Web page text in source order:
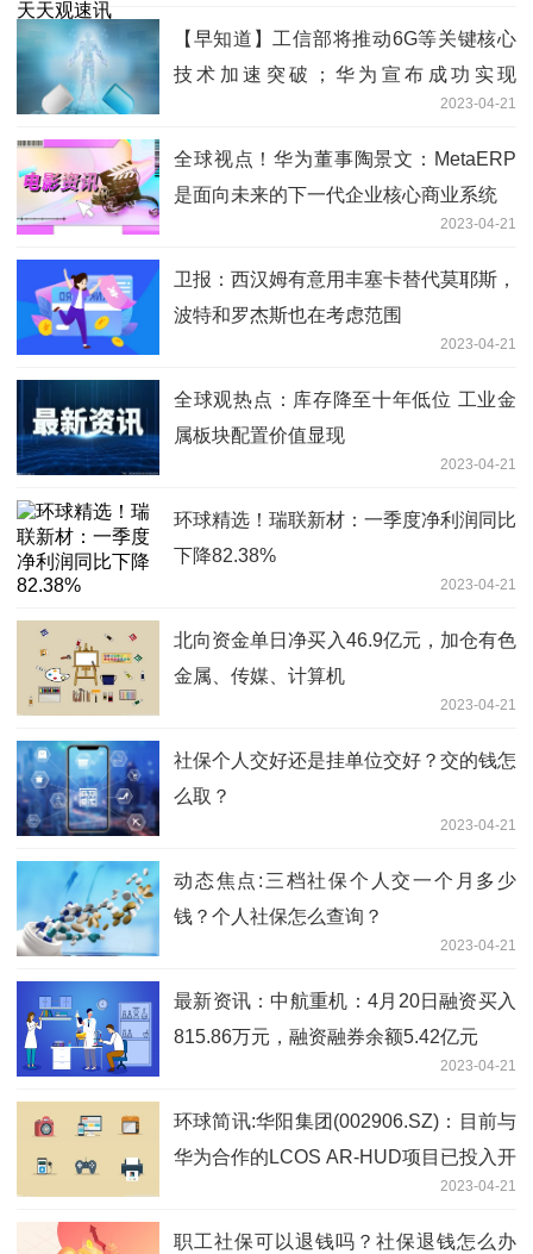
【早知道】工信部将推动6G等关键核心
技术加速突破；华为宣布成功实现
2023-04-21
全球视点！华为董事陶景文：MetaERP
是面向未来的下一代企业核心商业系统
2023-04-21
卫报：西汉姆有意用丰塞卡替代莫耶斯，
波特和罗杰斯也在考虑范围
2023-04-21
全球观热点：库存降至十年低位 工业金
属板块配置价值显现
2023-04-21
环球精选！瑞联新材：一季度净利润同比
下降82.38%
2023-04-21
北向资金单日净买入46.9亿元，加仓有色
金属、传媒、计算机
2023-04-21
社保个人交好还是挂单位交好？交的钱怎
么取？
2023-04-21
动态焦点:三档社保个人交一个月多少
钱？个人社保怎么查询？
2023-04-21
最新资讯：中航重机：4月20日融资买入
815.86万元，融资融券余额5.42亿元
2023-04-21
环球简讯:华阳集团(002906.SZ)：目前与
华为合作的LCOS AR-HUD项目已投入开
2023-04-21
职工社保可以退钱吗？社保退钱怎么办